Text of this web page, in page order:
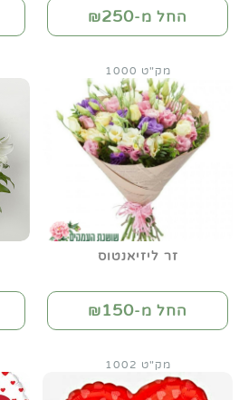
החל מ-₪250
זר ליזיאנטוס
מק"ט 1000
החל מ-₪150
מק"ט 1002